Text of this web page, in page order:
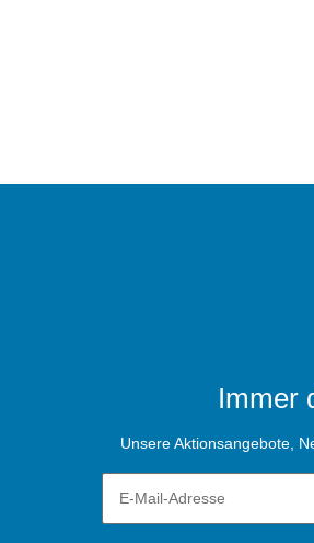
Immer
Unsere Aktionsangebote,